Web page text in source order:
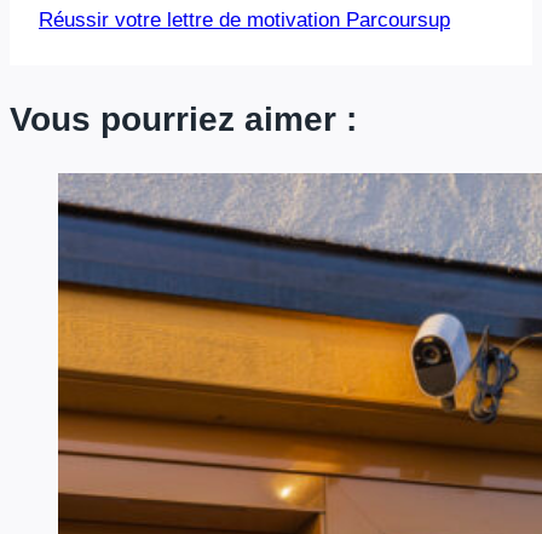
Réussir votre lettre de motivation Parcoursup
Vous pourriez aimer :